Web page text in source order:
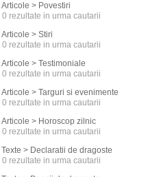
Articole > Povestiri
0 rezultate in urma cautarii
Articole > Stiri
0 rezultate in urma cautarii
Articole > Testimoniale
0 rezultate in urma cautarii
Articole > Targuri si evenimente
0 rezultate in urma cautarii
Articole > Horoscop zilnic
0 rezultate in urma cautarii
Texte > Declaratii de dragoste
0 rezultate in urma cautarii